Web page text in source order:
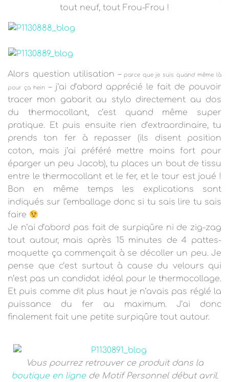
tout neuf, tout Frou-Frou !
Alors question utilisation –parce que je suis quand même là
pour ça hein – j’ai d’abord apprécié le fait de pouvoir
tracer mon gabarit au stylo directement au dos
du thermocollant, c’est quand même super
pratique. Et puis ensuite rien d’extraordinaire, tu
prends ton fer à repasser (ils disent position
coton, mais j’ai préféré mettre moins fort pour
éparger un peu Jacob), tu places un bout de tissu
entre le thermocollant et le fer, et le tour est joué !
Bon en même temps les explications sont
indiqués sur l’emballage donc si tu sais lire tu sais
faire
Je n’ai d’abord pas fait de surpiqûre ni de zig-zag
tout autour, mais après 15 minutes de 4 pattes-
moquette ça commençait à se décoller un peu. Je
pense que c’est surtout à cause du velours qui
n’est pas un candidat idéal pour le thermocollage.
Et puis comme dit plus haut je n’avais pas réglé la
puissance du fer au maximum. J’ai donc
finalement fait une petite surpiqûre tout autour.
Vous pourrez retrouver ce produit dans la
boutique en lignede Motif Personnel début avril.